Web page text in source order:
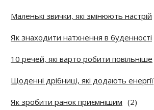
Маленькі звички, які змінюють настрій
Як знаходити натхнення в буденності
10 речей, які варто робити повільніше
Щоденні дрібниці, які додають енергії
Як зробити ранок приємнішим (2)